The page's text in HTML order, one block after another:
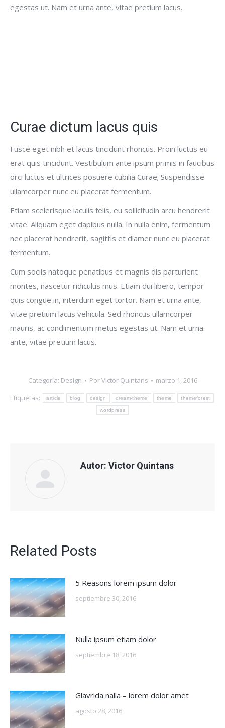
egestas ut. Nam et urna ante, vitae pretium lacus.
Curae dictum lacus quis
Fusce eget nibh et lacus tincidunt rhoncus. Proin luctus eu
erat quis tincidunt. Vestibulum ante ipsum primis in faucibus
orci luctus et ultrices posuere cubilia Curae; Suspendisse
ullamcorper nunc eu placerat fermentum.
Etiam scelerisque iaculis felis, eu sollicitudin arcu hendrerit
vitae. Aliquam eget dapibus nulla. In nulla enim, fermentum
nec placerat hendrerit, sagittis et diamer nunc eu placerat
fermentum.
Cum sociis natoque penatibus et magnis dis parturient
montes, nascetur ridiculus mus. Etiam dui libero, tempor
quis congue in, interdum eget tortor. Nam et urna ante,
vitae pretium lacus vehicula. Sed rhoncus ullamcorper
mauris, ac condimentum metus egestas ut. Nam et urna
ante, vitae pretium lacus.
Categoría: Design PorVictor Quintans
marzo 1, 2016
Etiquetas:
article blog design dream-theme theme themeforest
wordpress
Autor: Victor Quintans
Related Posts
5 Reasons lorem ipsum dolor
septiembre 30, 2016
Nulla ipsum etiam dolor
septiembre 18, 2016
Glavrida nalla – lorem dolor amet
agosto 28, 2016